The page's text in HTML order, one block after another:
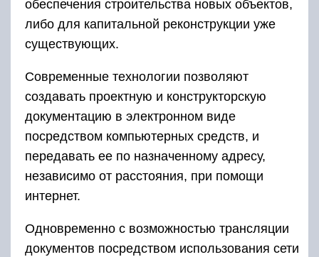
обеспечения строительства новых объектов,
либо для капитальной реконструкции уже
существующих.
Современные технологии позволяют
создавать проектную и конструкторскую
документацию в электронном виде
посредством компьютерных средств, и
передавать ее по назначенному адресу,
независимо от расстояния, при помощи
интернет.
Одновременно с возможностью трансляции
документов посредством использования сети